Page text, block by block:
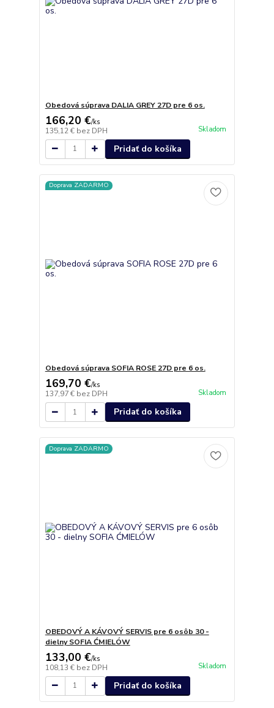
Obedová súprava DALIA GREY 27D pre 6 os.
166,20 €/ks
135,12 € bez DPH Skladom
Pridať do košíka
Doprava ZADARMO
Obedová súprava SOFIA ROSE 27D pre 6 os.
169,70 €/ks
137,97 € bez DPH Skladom
Pridať do košíka
Doprava ZADARMO
OBEDOVÝ A KÁVOVÝ SERVIS pre 6 osôb 30 -
dielny SOFIA ĆMIELÓW
133,00 €/ks
108,13 € bez DPH Skladom
Pridať do košíka